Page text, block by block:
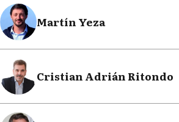
Martín Yeza
Cristian Adrián Ritondo